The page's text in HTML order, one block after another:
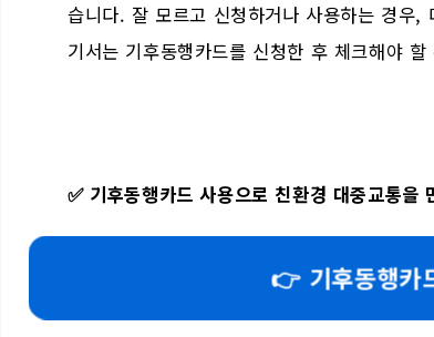
습니다. 잘 모르고 신청하거나 사용하는 경우,
기서는 기후동행카드를 신청한 후 체크해야
✅ 기후동행카드 사용으로 친환경 대중교통을
👉 기후동행카